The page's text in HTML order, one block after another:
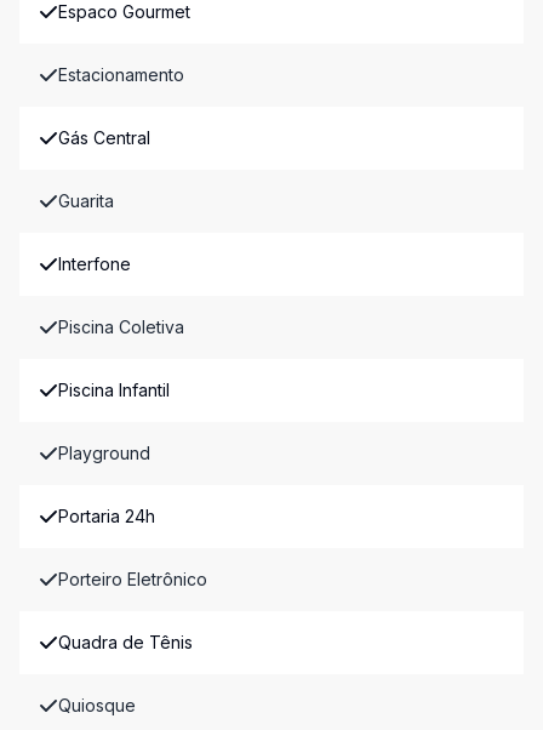
Espaco Gourmet
Estacionamento
Gás Central
Guarita
Interfone
Piscina Coletiva
Piscina Infantil
Playground
Portaria 24h
Porteiro Eletrônico
Quadra de Tênis
Quiosque